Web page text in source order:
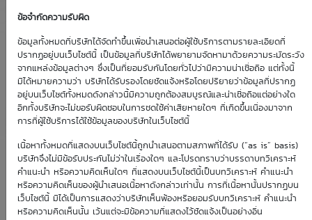
ข้อจำกัดความรับผิด
ข้อมูลทั้งหมดที่บริษัทได้จัดทำขึ้นเพื่อนำเสนอต่อผู้ใช้บริการตามรายละเอียดที่
ปรากฏอยู่บนเว็บไซต์นี้ เป็นข้อมูลที่บริษัทได้พยายามจัดหามาด้วยความระมัดระวัง
จากแหล่งข้อมูลต่างๆ ซึ่งเป็นที่ยอมรับกันโดยทั่วไปว่ามีความน่าเชื่อถือ แต่ทั้งนี้
มิได้หมายความว่า บริษัทได้รับรองโดยชัดแจ้งหรือโดยปริยายว่าข้อมูลที่ปรากฏ
อยู่บนเว็บไซต์ทั้งหมดดังกล่าวนี้มีความถูกต้องสมบูรณ์และน่าเชื่อถือแต่อย่างใด
อีกทั้งบริษัทจะไม่ขอรับผิดชอบในการชดใช้ค่าเสียหายใดๆ ที่เกิดขึ้นเนื่องมาจาก
การที่ผู้ใช้บริการได้ใช้ข้อมูลของบริษัทในเว็บไซต์นี้
เนื้อหาทั้งหมดที่แสดงบนเว็บไซต์นี้ถูกนำเสนอตามสภาพที่ได้รับ (“as is” basis)
บริษัทจึงไม่มีข้อรับประกันไม่ว่าในเรื่องใดๆ และโปรดทราบว่าบรรดาบทวิเคราะห์
คำแนะนำ หรือความคิดเห็นใดๆ ที่แสดงบนเว็บไซต์นี้เป็นบทวิเคราะห์ คำแนะนำ
หรือความคิดเห็นของผู้นำเสนอเนื้อหาดังกล่าวเท่านั้น การที่เนื้อหานั้นปรากฏบน
เว็บไซต์นี้ มิได้เป็นการแสดงว่าบริษัทเห็นพ้องหรือยอมรับบทวิเคราะห์ คำแนะนำ
หรือความคิดเห็นนั้น เว้นแต่จะมีข้อความที่แสดงไว้ชัดแจ้งเป็นอย่างอื่น
วันซื้อขายวันแรก
1 ม.ค. 2513
7 ส.ค. 2569
วันซื้อขายวันสุดท้าย
1 ม.ค. 2513
Effective Gearing
0.00
Sensitivity
0.00